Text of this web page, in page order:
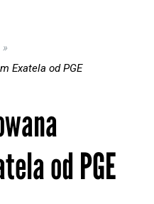
Exatela od PGE
od PGE